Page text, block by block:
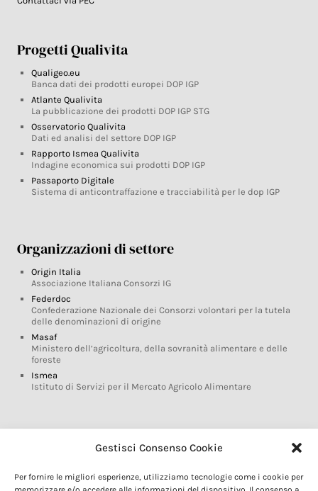
Gestisci Consenso Cookie
Per fornire le migliori esperienze, utilizziamo tecnologie come i cookie per
Progetti Qualivita
Qualigeo.eu
Banca dati dei prodotti europei DOP IGP
Atlante Qualivita
La pubblicazione dei prodotti DOP IGP STG
Osservatorio Qualivita
Dati ed analisi del settore DOP IGP
Rapporto Ismea Qualivita
Indagine economica sui prodotti DOP IGP
Passaporto Digitale
Sistema di anticontraffazione e tracciabilità per le dop IGP
Organizzazioni di settore
Origin Italia
Associazione Italiana Consorzi IG
Federdoc
Confederazione Nazionale dei Consorzi volontari per la tutela
delle denominazioni di origine
Masaf
Ministero dell’agricoltura, della sovranità alimentare e delle
foreste
Ismea
Istituto di Servizi per il Mercato Agricolo Alimentare
Glossario DOP IGP
Marchi DOP IGP